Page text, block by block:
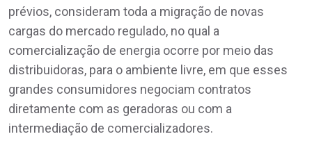
prévios, consideram toda a migração de novas
cargas do mercado regulado, no qual a
comercialização de energia ocorre por meio das
distribuidoras, para o ambiente livre, em que esses
grandes consumidores negociam contratos
diretamente com as geradoras ou com a
intermediação de comercializadores.